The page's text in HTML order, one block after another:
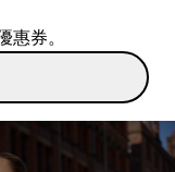
惠券。